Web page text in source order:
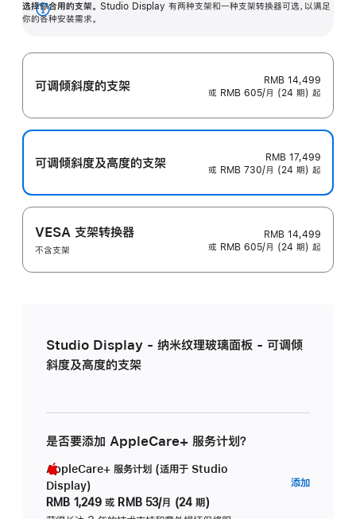
选择你合用的支架。 Studio Display 有两种支架和一种支架转换器可选，以满足
你的各种安装需求。
展
可调倾斜度的支架
RMB 14,499
或 RMB 605/月 (24 期) 起
可调倾斜度及高‍度的支‍架
RMB 17,499
或 RMB 730/月 (24 期) 起
VESA 支架转换器
不含支架
RMB 14,499
或 RMB 605/月 (24 期) 起
Studio Display - 纳米纹理玻璃面板 - 可调倾
斜度及高度的支架
是否要添加 AppleCare+ 服务计划？
AppleCare+ 服务计划 (适用于 Studio
Display)
RMB 1,249 或 RMB 53/月 (24 期)
添加